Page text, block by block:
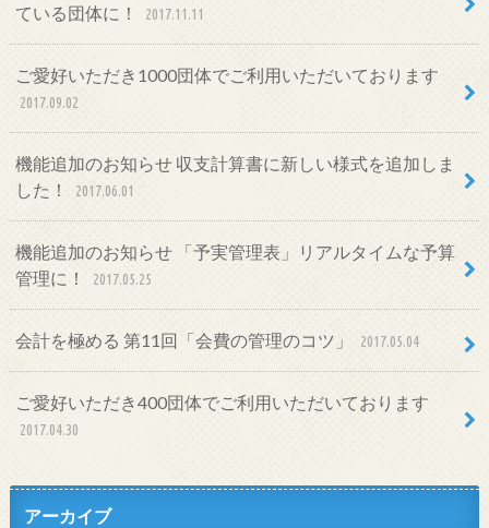
ている団体に！
2017.11.11
ご愛好いただき1000団体でご利用いただいております
2017.09.02
機能追加のお知らせ 収支計算書に新しい様式を追加しま
した！
2017.06.01
機能追加のお知らせ 「予実管理表」リアルタイムな予算
管理に！
2017.05.25
会計を極める 第11回「会費の管理のコツ」 2017.05.04
ご愛好いただき400団体でご利用いただいております
2017.04.30
アーカイブ